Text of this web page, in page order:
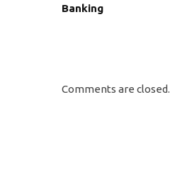
Banking
Comments are closed.